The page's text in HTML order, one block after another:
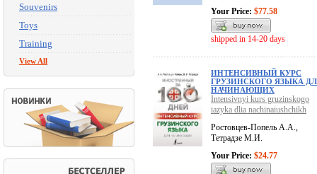
Souvenirs
Toys
Training
View All
Your Price: $77.58
shipped in 14-20 days
ИНТЕНСИВНЫЙ КУРС
ГРУЗИНСКОГО ЯЗЫКА
НАЧИНАЮЩИХ
Intensivnyi kurs gruzinskogo
iazyka dlia nachinaiushchikh
Ростовцев-Попель А.А.,
Тетрадзе М.И.
Your Price: $24.77